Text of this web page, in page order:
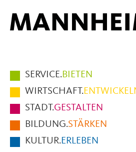
Hauptmenüpunkte
im
Fußbereich
der
Seite
SERVICE.BIETEN
WIRTSCHAFT.
STADT.GESTALTEN
BILDUNG.STÄRKEN
KULTUR.ERLEBEN